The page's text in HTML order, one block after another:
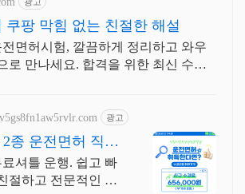
쿠팡 막힘 없는 친절한 해설
면허시험, 깔끔하게 정리하고 와우
로 만나세요. 합격을 위한 최신 수험
광고
종 운전면허 직장
면허취득!
셔틀 운행. 쉽고 빠
절하고 전문적인 강